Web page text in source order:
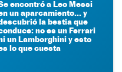
encontró a Leo Messi
un aparcamiento... y
la bestia que
no es un Ferrari
un Lamborghini y esto
lo que cuesta